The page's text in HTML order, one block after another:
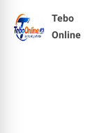
Tebo
Online